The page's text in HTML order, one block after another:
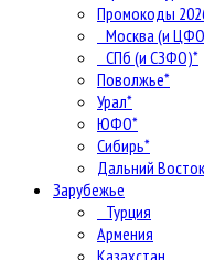
Промокоды
Москва (и
СПб (и СЗФО)*
Поволжье*
Урал*
ЮФО*
Сибирь*
Дальний
Зарубежье
Турция
Армения
Казахстан